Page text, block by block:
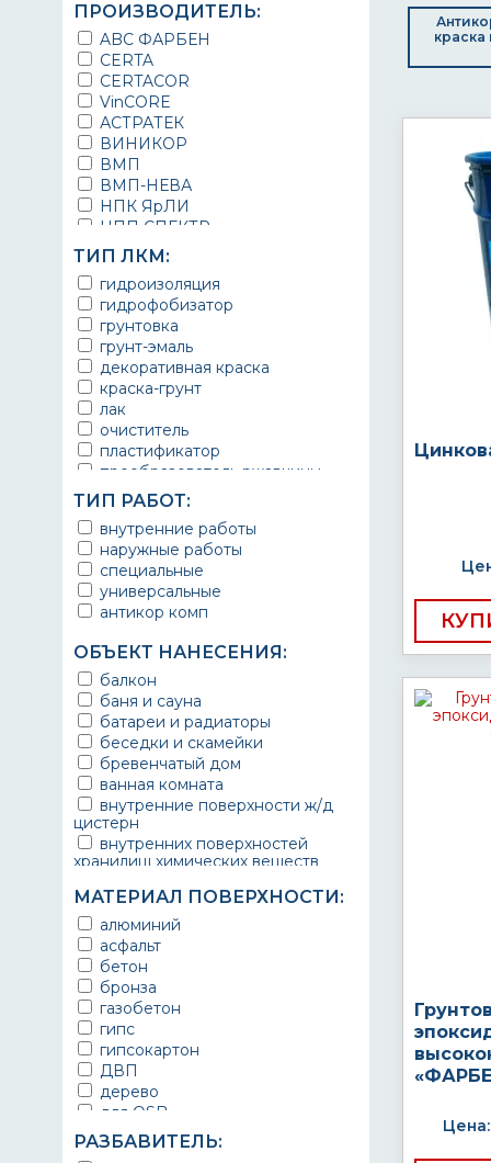
ПРОИЗВОДИТЕЛЬ:
ABC ФАРБЕН
CERTA
CERTACOR
VinCORE
АСТРАТЕК
ВИНИКОР
ВМП
ВМП-НЕВА
НПК ЯрЛИ
НПП СПЕКТР
НПФ ЭМАЛЬ
ТЕРМА
УРЕПЛЕН
ТИП ЛКМ:
гидроизоляция
гидрофобизатор
грунтовка
грунт-эмаль
декоративная краска
краска-грунт
лак
очиститель
пластификатор
преобразователь ржавчины
эмаль
Краска
Покрытие
грунт эмаль
защитное покрытие
ТИП РАБОТ:
внутренние работы
наружные работы
специальные
универсальные
антикор комп
ОБЪЕКТ НАНЕСЕНИЯ:
балкон
баня и сауна
батареи и радиаторы
беседки и скамейки
бревенчатый дом
ванная комната
внутренние поверхности ж/д
цистерн
внутренних поверхностей
хранилищ химических веществ
ворота
выхлопные системы
автомобилей
газопроводы
гараж
гидротехнические сооружения
городской транспорт
грузовые вагоны
двери металлические
детали двигателей
детали машин
для автомобилей
МАТЕРИАЛ ПОВЕРХНОСТИ:
алюминий
асфальт
бетон
бронза
газобетон
гипс
гипсокартон
ДВП
дерево
для OSB
для бетона
для гипса
РАЗБАВИТЕЛЬ:
краска
Цена: